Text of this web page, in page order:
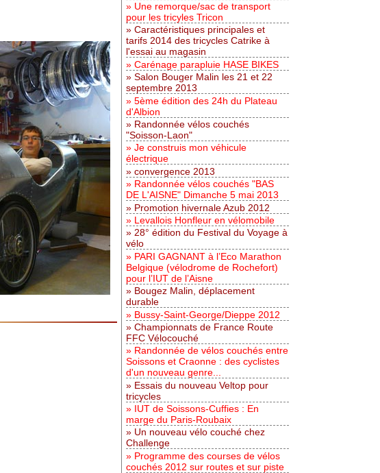
Une remorque/sac de transport
pour les tricyles Tricon
Caractéristiques principales et
tarifs 2014 des tricycles Catrike à
l'essai au magasin
Carénage parapluie HASE BIKES
Salon Bouger Malin les 21 et 22
septembre 2013
5ème édition des 24h du Plateau
d'Albion
Randonnée vélos couchés
"Soisson-Laon"
Je construis mon véhicule
électrique
convergence 2013
Randonnée vélos couchés "BAS
DE L'AISNE" Dimanche 5 mai 2013
Promotion hivernale Azub 2012
Levallois Honfleur en vélomobile
28° édition du Festival du Voyage à
vélo
PARI GAGNANT à l’Eco Marathon
Belgique (vélodrome de Rochefort)
pour l’IUT de l’Aisne
Bougez Malin, déplacement
durable
Bussy-Saint-George/Dieppe 2012
Championnats de France Route
FFC Vélocouché
Randonnée de vélos couchés entre
Soissons et Craonne : des cyclistes
d'un nouveau genre...
Essais du nouveau Veltop pour
tricycles
IUT de Soissons-Cuffies : En
marge du Paris-Roubaix
Un nouveau vélo couché chez
Challenge
Programme des courses de vélos
couchés 2012 sur routes et sur piste